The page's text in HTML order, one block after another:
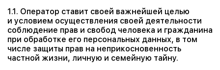
1.1. Оператор ставит своей важнейшей целью
и условием осуществления своей деятельности
соблюдение прав и свобод человека и гражданина
при обработке его персональных данных, в том
числе защиты прав на неприкосновенность
частной жизни, личную и семейную тайну.